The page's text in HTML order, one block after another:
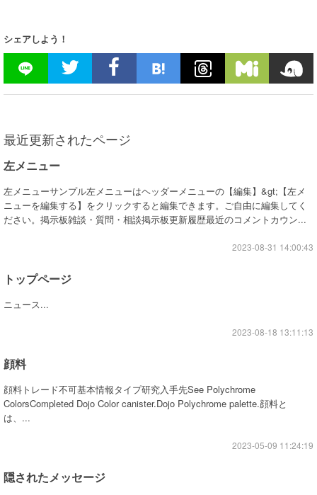
シェアしよう！
最近更新されたページ
左メニュー
左メニューサンプル左メニューはヘッダーメニューの【編集】&gt;【左メ
ニューを編集する】をクリックすると編集できます。ご自由に編集してく
ださい。掲示板雑談・質問・相談掲示板更新履歴最近のコメントカウン...
2023-08-31 14:00:43
トップページ
ニュース...
2023-08-18 13:11:13
顔料
顔料トレード不可基本情報タイプ研究入手先See Polychrome
ColorsCompleted Dojo Color canister.Dojo Polychrome palette.顔料と
は、...
2023-05-09 11:24:19
隠されたメッセージ